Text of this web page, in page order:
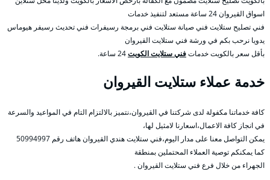
اسواق القيروان 24 ساعة مستعد لتنفيذ خدمات
فني تصليح ستلايت فني صيانة ستلايت فني برمجة رسيفرات فني تحديث رسيفر هيوماس
يدويا نرحب بكم في ورشة فني ستلايت القيروان
بأقل سعر بالكويت خدماتفني ستلايت الكويت
خدمة عملاء ستلايت القيروان
كافة خدماتنا مكفولة لدى شركتنا في القيروان،نتميز بالالتزام التام في المواعيد والسرعة
في انجاز كافة الاعمال،اسعارنا لامثيل لها،
يمكن التواصل معنا على مدار اليوم،فني ستلايت هندي القيروان هاتف رقم 50994997
كما يمكنكم توصية العملاء المحتملين بمنطقة
الجهراء من خلال فرع فني ستلايت القيروان .